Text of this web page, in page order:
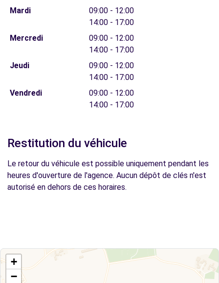
Mardi
09:00 - 12:00
14:00 - 17:00
Mercredi
09:00 - 12:00
14:00 - 17:00
Jeudi
09:00 - 12:00
14:00 - 17:00
Vendredi
09:00 - 12:00
14:00 - 17:00
Restitution du véhicule
Le retour du véhicule est possible uniquement pendant les
heures d'ouverture de l'agence. Aucun dépôt de clés n'est
autorisé en dehors de ces horaires.
+
−